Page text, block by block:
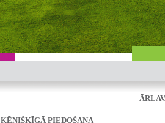
ĶĒNIŠĶĪGĀ PIEDOŠANA